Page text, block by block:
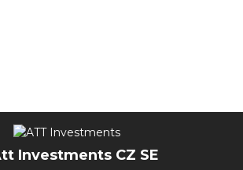
Investments CZ SE